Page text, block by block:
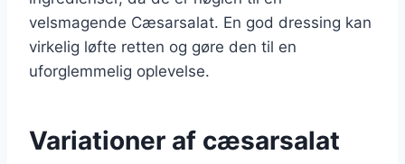
velsmagende Cæsarsalat. En god dressing kan
virkelig løfte retten og gøre den til en
uforglemmelig oplevelse.
Variationer af cæsarsalat